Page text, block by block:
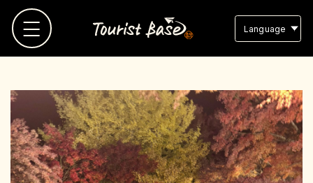
TOP
観光地MAP
観光地リスト
Language